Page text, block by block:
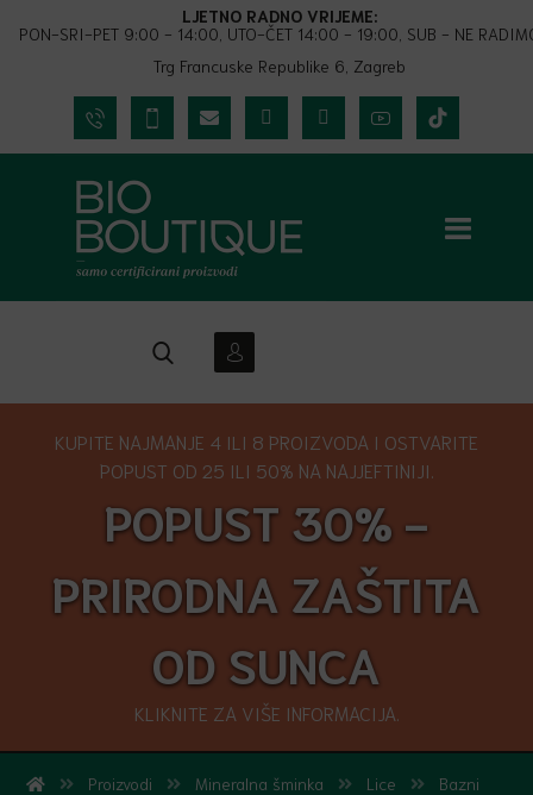
LJETNO RADNO VRIJEME:
PON-SRI-PET 9:00 - 14:00, UTO-ČET 14:00 - 19:00, SUB - NE
Trg Francuske Republike 6, Zagreb
KUPITE NAJMANJE 4 ILI 8 PROIZVODA I OSTVARITE
POPUST OD 25 ILI 50% NA NAJJEFTINIJI.
POPUST 30% -
PRIRODNA ZAŠTITA
OD SUNCA
KLIKNITE ZA VIŠE INFORMACIJA.
Proizvodi Mineralna šminka Lice
Bazni